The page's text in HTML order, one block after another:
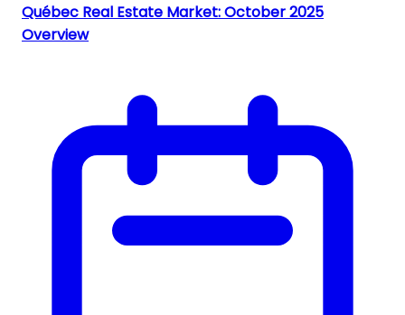
Québec Real Estate Market: October 2025
Overview